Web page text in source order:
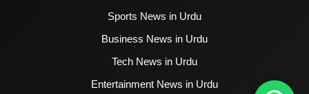
Sports News in Urdu
Business News in Urdu
Tech News in Urdu
Entertainment News in Urdu